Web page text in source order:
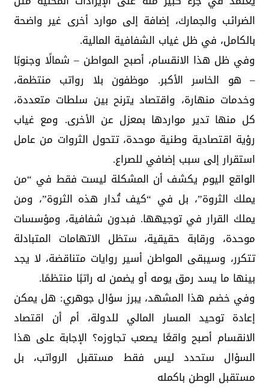
الضرائب والجمارك، إضافة إلى موارد أخرى غير واضحة
بالكامل، في ظل غياب الشفافية المالية.
وفي ظل هذا الانقسام، أصبح المواطن – شمالًا وجنوبًا
– هو الخاسر الأكبر. موظفون بلا رواتب منتظمة،
وخدمات منهارة، واقتصاد يترنح بين سلطات متعددة،
كل منها تدير مواردها بمعزل عن الأخرى. ومع غياب
رؤية اقتصادية وطنية موحدة، تتحول الثروات من عامل
استقرار إلى سبب إضافي للصراع.
الواقع اليوم يكشف أن المشكلة ليست فقط في “من
يملك الثروة”، بل في “كيف تُدار هذه الثروة”، ومن
يملك القرار في توجيهها. فبدون شفافية، ومؤسسات
موحدة، ورقابة حقيقية، ستظل الاتهامات المتبادلة
تتكرر، وسيبقى المواطن أسير روايات متناقضة، لا يجد
بينها ما يسد رمق يومه أو يضمن له راتبًا منتظمًا.
وفي خضم هذا المشهد، يبرز سؤال جوهري: هل يمكن
إعادة توحيد المسار المالي للدولة، أم أن اقتصاد
الانقسام أصبح واقعًا يصعب تجاوزه؟ الإجابة على هذا
السؤال ستحدد ليس فقط مستقبل الرواتب، بل
مستقبل الوطن باكمله